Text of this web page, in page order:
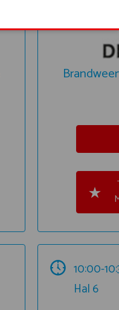
10:00-
Hal 6